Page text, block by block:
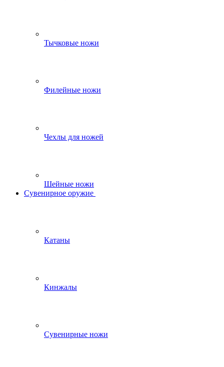
Тычковые ножи
Филейные ножи
Чехлы для ножей
Шейные ножи
Сувенирное оружие
Катаны
Кинжалы
Сувенирные ножи